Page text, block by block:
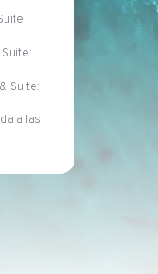
Suite:
a las